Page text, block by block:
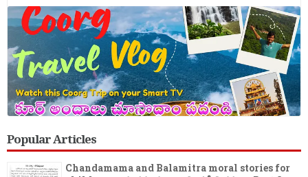
Popular Articles
Chandamama and Balamitra moral stories for